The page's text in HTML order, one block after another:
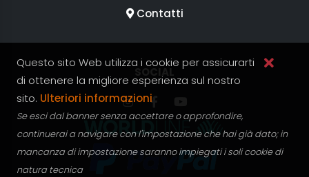
Contatti
SEGUICI SUI
Segui RGV Italy su Instagram
Questo sito Web utilizza i cookie per assicurarti
di ottenere la migliore esperienza sul nostro
sito. Ulteriori informazioni
Se esci dal banner senza accettare o approfondire,
continuerai a navigare con l'impostazione che hai già dato; in
mancanza di impostazione saranno impiegati i soli cookie di
natura tecnica